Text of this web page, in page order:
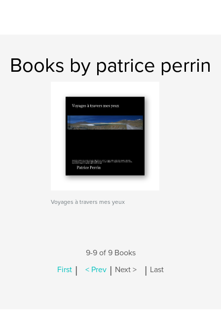
Books by patrice perrin
Voyages à travers mes yeux
9-9 of 9 Books
First | < Prev | Next > | Last